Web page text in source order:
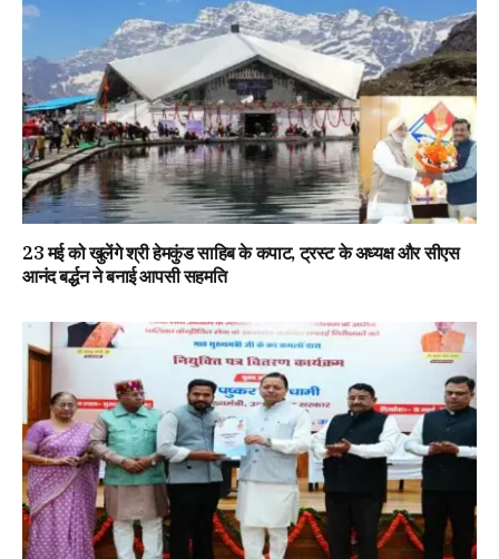
23 मई को खुलेंगे श्री हेमकुंड साहिब के कपाट, ट्रस्ट के अध्यक्ष और सीएस
आनंद बर्द्धन ने बनाई आपसी सहमति